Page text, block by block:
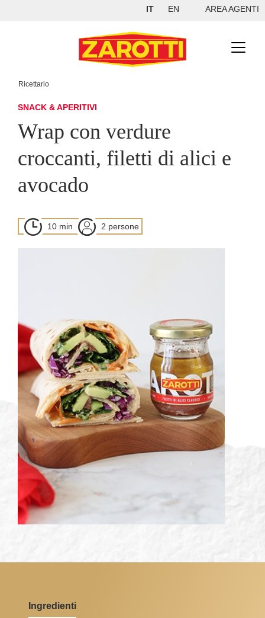
IT EN AREA AGENTI
Ricettario
SNACK & APERITIVI
Wrap con verdure
croccanti, filetti di alici e
avocado
10 min 2 persone
Ingredienti